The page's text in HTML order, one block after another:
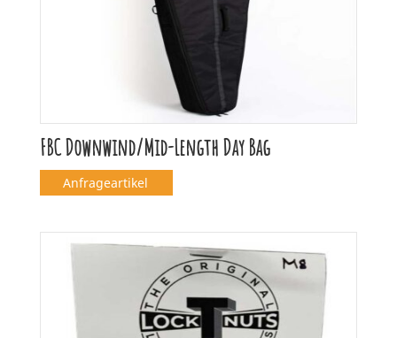
FBC Downwind/Mid-Length Day Bag
Anfrageartikel